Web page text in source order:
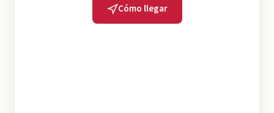
Cómo llegar